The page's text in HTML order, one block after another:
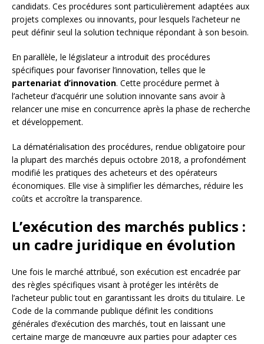
candidats. Ces procédures sont particulièrement adaptées aux
projets complexes ou innovants, pour lesquels l’acheteur ne
peut définir seul la solution technique répondant à son besoin.
En parallèle, le législateur a introduit des procédures
spécifiques pour favoriser l’innovation, telles que le
partenariat d’innovation. Cette procédure permet à
l’acheteur d’acquérir une solution innovante sans avoir à
relancer une mise en concurrence après la phase de recherche
et développement.
La dématérialisation des procédures, rendue obligatoire pour
la plupart des marchés depuis octobre 2018, a profondément
modifié les pratiques des acheteurs et des opérateurs
économiques. Elle vise à simplifier les démarches, réduire les
coûts et accroître la transparence.
L’exécution des marchés publics :
un cadre juridique en évolution
Une fois le marché attribué, son exécution est encadrée par
des règles spécifiques visant à protéger les intérêts de
l’acheteur public tout en garantissant les droits du titulaire. Le
Code de la commande publique définit les conditions
générales d’exécution des marchés, tout en laissant une
certaine marge de manœuvre aux parties pour adapter ces